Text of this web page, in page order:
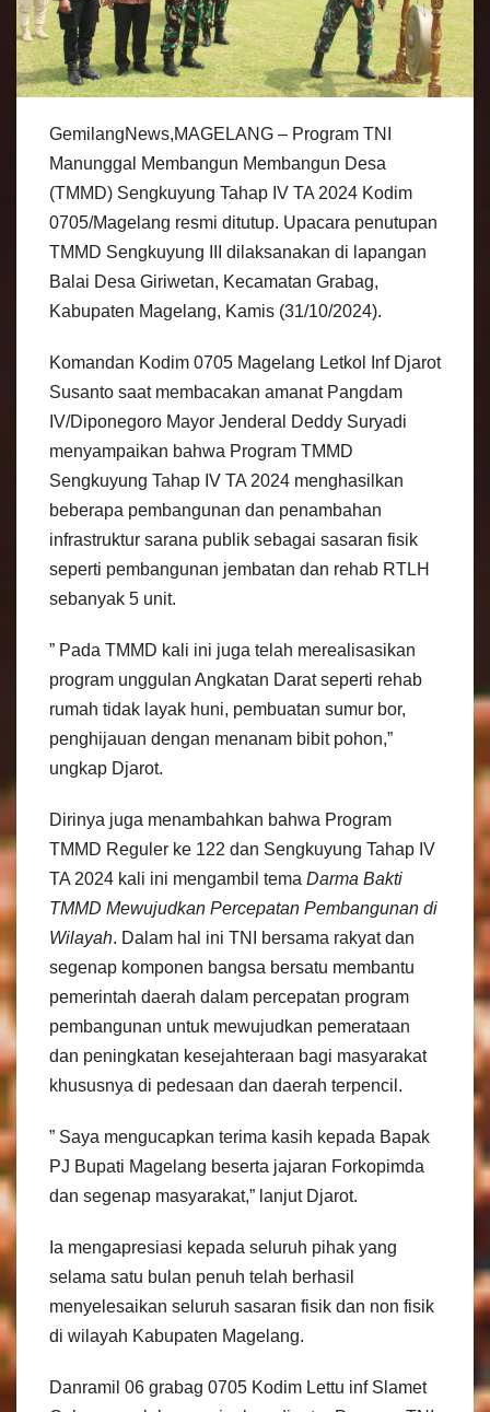
GemilangNews,MAGELANG – Program TNI
Manunggal Membangun Membangun Desa
(TMMD) Sengkuyung Tahap IV TA 2024 Kodim
0705/Magelang resmi ditutup. Upacara penutupan
TMMD Sengkuyung III dilaksanakan di lapangan
Balai Desa Giriwetan, Kecamatan Grabag,
Kabupaten Magelang, Kamis (31/10/2024).
Komandan Kodim 0705 Magelang Letkol Inf Djarot
Susanto saat membacakan amanat Pangdam
IV/Diponegoro Mayor Jenderal Deddy Suryadi
menyampaikan bahwa Program TMMD
Sengkuyung Tahap IV TA 2024 menghasilkan
beberapa pembangunan dan penambahan
infrastruktur sarana publik sebagai sasaran fisik
seperti pembangunan jembatan dan rehab RTLH
sebanyak 5 unit.
” Pada TMMD kali ini juga telah merealisasikan
program unggulan Angkatan Darat seperti rehab
rumah tidak layak huni, pembuatan sumur bor,
penghijauan dengan menanam bibit pohon,”
ungkap Djarot.
Dirinya juga menambahkan bahwa Program
TMMD Reguler ke 122 dan Sengkuyung Tahap IV
TA 2024 kali ini mengambil tema Darma Bakti
TMMD Mewujudkan Percepatan Pembangunan di
Wilayah. Dalam hal ini TNI bersama rakyat dan
segenap komponen bangsa bersatu membantu
pemerintah daerah dalam percepatan program
pembangunan untuk mewujudkan pemerataan
dan peningkatan kesejahteraan bagi masyarakat
khususnya di pedesaan dan daerah terpencil.
” Saya mengucapkan terima kasih kepada Bapak
PJ Bupati Magelang beserta jajaran Forkopimda
dan segenap masyarakat,” lanjut Djarot.
Ia mengapresiasi kepada seluruh pihak yang
selama satu bulan penuh telah berhasil
menyelesaikan seluruh sasaran fisik dan non fisik
di wilayah Kabupaten Magelang.
Danramil 06 grabag 0705 Kodim Lettu inf Slamet